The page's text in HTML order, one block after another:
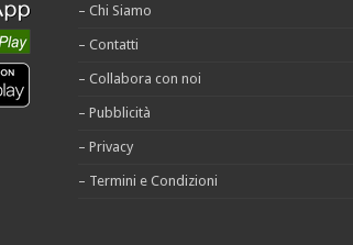
– Chi Siamo
– Contatti
– Collabora con noi
– Pubblicità
– Privacy
– Termini e Condizioni